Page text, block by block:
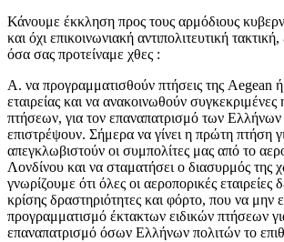
Κάνουμε έκκληση προς τους αρμόδιους
και όχι επικοινωνιακή αντιπολιτευτική
όσα σας προτείναμε χθες :
Α. να προγραμματισθούν πτήσεις της Aegean
εταιρείας και να ανακοινωθούν συγκεκριμένες
πτήσεων, για τον επαναπατρισμό των
επιστρέψουν. Σήμερα να γίνει η πρώτη πτήση
απεγκλωβιστούν οι συμπολίτες μας από το
Λονδίνου και να σταματήσει ο διασυρμός της
γνωρίζουμε ότι όλες οι αεροπορικές εταιρείες
κρίσης δραστηριότητες και φόρτο, που να μην
προγραμματισμό έκτακτων ειδικών πτήσεων
επαναπατρισμό όσων Ελλήνων πολιτών το